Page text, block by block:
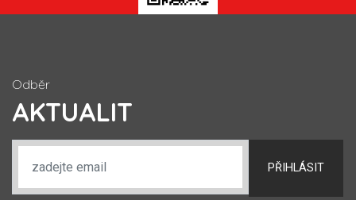
Odběr
AKTUALIT
PŘIHLÁSIT